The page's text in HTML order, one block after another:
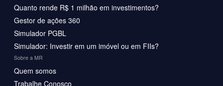
Quanto rende R$ 1 milhão em investimentos?
Gestor de ações 360
Simulador PGBL
Simulador: Investir em um imóvel ou em FIIs?
Sobre a MR
Quem somos
Trabalhe Conosco